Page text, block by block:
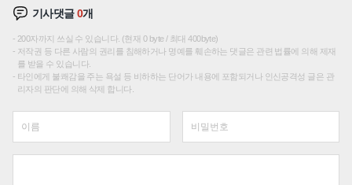
기사댓글0개
200자까지 쓰실 수 있습니다. (현재 0 byte / 최대 400byte)
저작권 등 다른 사람의 권리를 침해하거나 명예를 훼손하는 댓글은 관련 법률에 의해 제재
를 받을 수 있습니다.
타인에게 불쾌감을 주는 욕설 등 비하하는 단어가 내용에 포함되거나 인신공격성 글은 관
리자의 판단에 의해 삭제 합니다.